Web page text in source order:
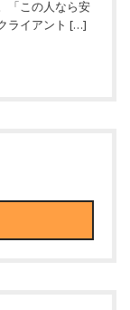
「この人なら安
ライアント […]